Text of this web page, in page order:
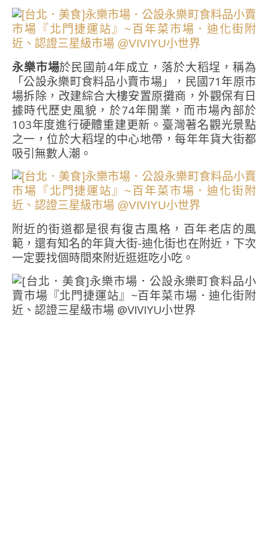
永樂市場於民國前4年成立，落於大稻埕，稱為
「公設永樂町食料品小賣市場」，民國71年原市
場拆除，改建綜合大樓安置原攤商，外觀保有日
據時代歷史風貌，於74年開業，而市場內部於
103年度進行硬體重建更新。臺灣著名觀光景點
之一，位於大稻埕的中心地帶，每年年貨大街都
吸引無數人潮。
附近的街道都是很有復古風格，百年老店的風
範，還有知名的年貨大街-迪化街也在附近，下次
一定要找個時間來附近逛逛吃小吃。